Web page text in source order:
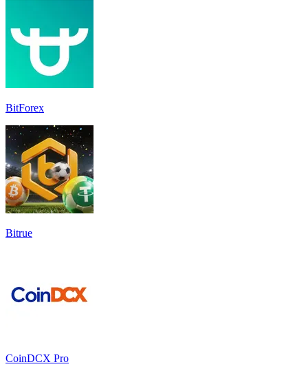
BitForex
Bitrue
CoinDCX Pro